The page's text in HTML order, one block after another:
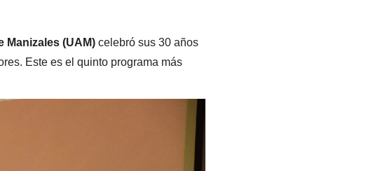
Manizales (UAM)celebró sus 30 años
Este es el quinto programa más